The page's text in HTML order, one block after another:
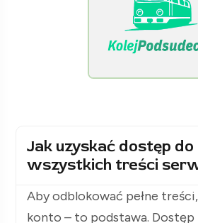
Jak uzyskać dostęp do
wszystkich treści
Aby odblokować pełne
konto – to podstawa. Dostęp